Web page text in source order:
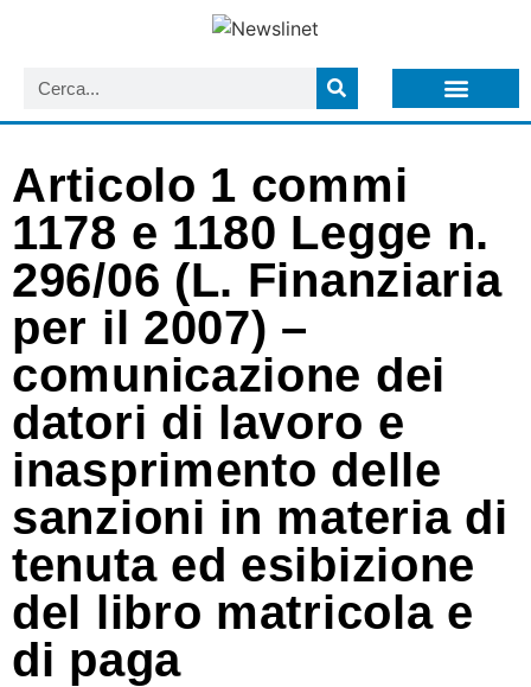
Articolo 1 commi
1178 e 1180 Legge n.
296/06 (L. Finanziaria
per il 2007) –
comunicazione dei
datori di lavoro e
inasprimento delle
sanzioni in materia di
tenuta ed esibizione
del libro matricola e
di paga